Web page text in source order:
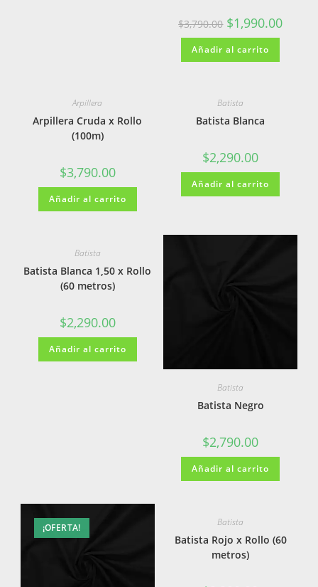
$3,790.00 $1,990.00
Añadir al carrito
Arpillera
Arpillera Cruda x Rollo
(100m)
$3,790.00
Añadir al carrito
Batista
Batista Blanca
$2,290.00
Añadir al carrito
Batista
Batista Blanca 1,50 x Rollo
(60 metros)
$2,290.00
Añadir al carrito
Batista
Batista Negro
$2,790.00
Añadir al carrito
¡OFERTA! Batista
Batista Rojo x Rollo (60
metros)